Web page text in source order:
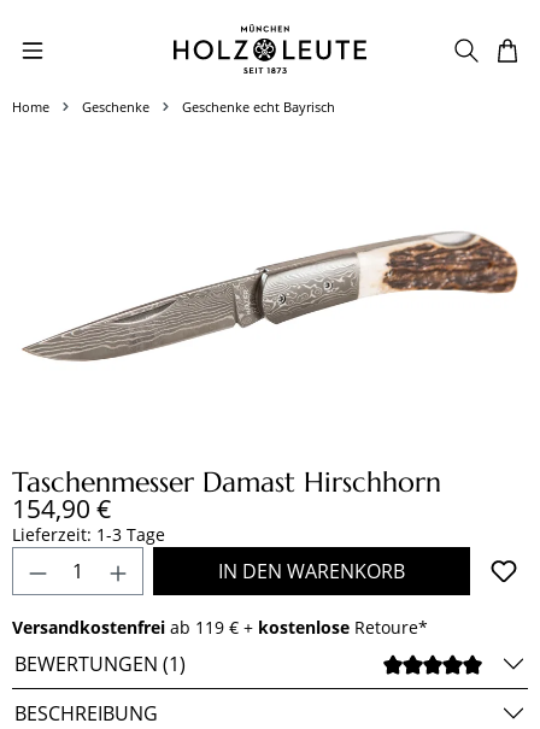
Zum Hauptinhalt springen
Home Geschenke Geschenke echt Bayrisch
Taschenmesser Damast Hirschhorn
Regulärer Preis:
154,90 €
Lieferzeit: 1-3 Tage
Produkt Anzahl: Gib den gewünschten
IN DEN WARENKORB
Versandkostenfrei ab 119 € + kostenlose Retoure*
BEWERTUNGEN (1)
BESCHREIBUNG